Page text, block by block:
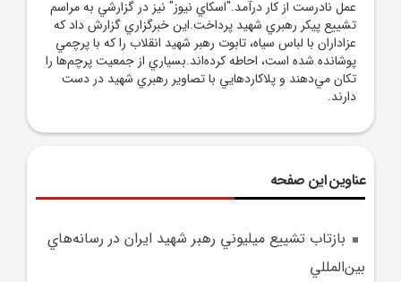
عمل نادرست از کار درآمد."اسکاي نيوز" نيز در گزارشي به مراسم
تشييع پيکر رهبري شهيد پرداخت.اين خبرگزاري گزارش داد که
عزاداران با لباس سياه، تابوت رهبر شهيد انقلاب را که با پرچمي
پوشانده شده است، احاطه کرده‌اند.بسياري از جمعيت پرچم‌ها را
تکان مي‌دهند و پلاکاردهايي با تصاوير رهبري شهيد در دست
دارند.
عناوین این صفحه
بازتاب تشييع ميليوني رهبر شهيد ايران در رسانه‌هاي
بين‌المللي